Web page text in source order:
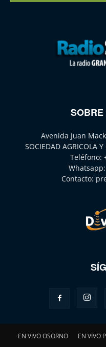
Avenida Juan
SOCIEDAD AGRICOLA
Teléfono:
Whatsapp:
Contacto:
EN VIVO OSORNO EN VIVO